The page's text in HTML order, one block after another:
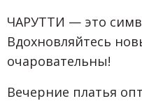
ЧАРУТТИ — это
Вдохновляйтесь
очаровательны!
Вечерние платья